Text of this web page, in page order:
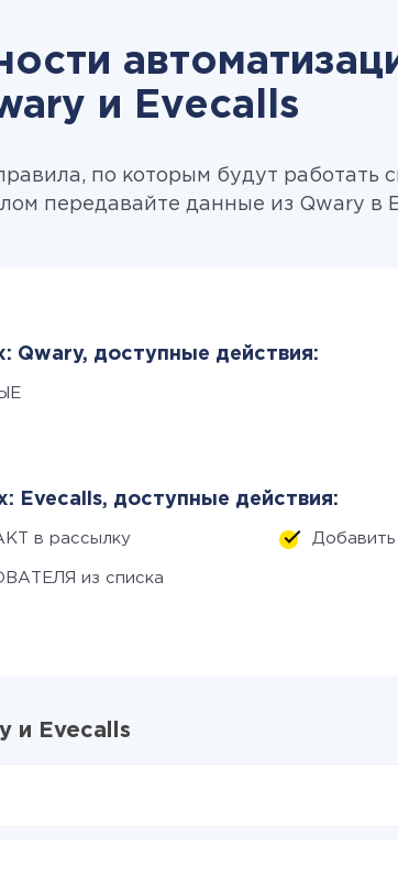
и Evecalls
по которым будут работать
передавайте данные из Qwary в
Qwary, доступные действия:
Evecalls, доступные действия:
в рассылку
из списка
и Evecalls